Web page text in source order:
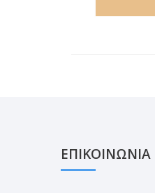
ΕΠΙΚΟΙΝΩΝΙΑ